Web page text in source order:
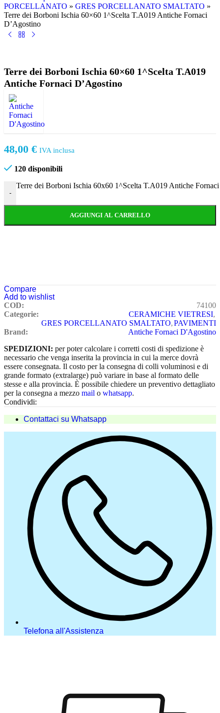
PORCELLANATO » GRES PORCELLANATO SMALTATO »
Terre dei Borboni Ischia 60×60 1^Scelta T.A019 Antiche Fornaci
D’Agostino
Terre dei Borboni Ischia 60×60 1^Scelta T.A019
Antiche Fornaci D’Agostino
48,00 € IVA inclusa
120 disponibili
-
Terre dei Borboni Ischia 60x60 1^Scelta T.A019 Antiche
AGGIUNGI AL CARRELLO
Compare
Add to wishlist
COD:
74100
Categorie:
CERAMICHE VIETRESI,
GRES PORCELLANATO SMALTATO,PAVIMENTI
Brand:
Antiche Fornaci D'Agostino
SPEDIZIONI: per poter calcolare i corretti costi di spedizione è
necessario che venga inserita la provincia in cui la merce dovrà
essere consegnata. Il costo per la consegna di colli voluminosi e di
grande formato (extralarge) può variare in base al formato delle
stesse e alla provincia. È possibile chiedere un preventivo dettagliato
per la consegna a mezzo mail o whatsapp.
Condividi:
Contattaci su Whatsapp
Telefona all'Assistenza